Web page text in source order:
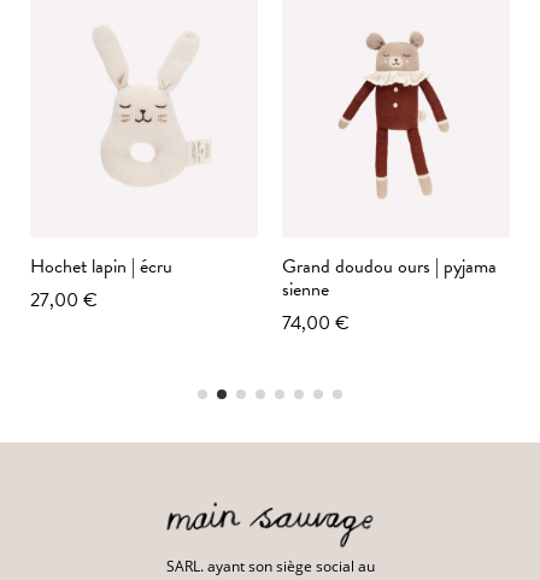
Hochet lapin | écru
27,00 €
Grand doudou ours | pyjama
sienne
74,00 €
SARL. ayant son siège social au